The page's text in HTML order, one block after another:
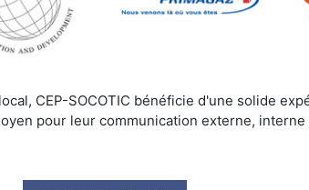
CEP-SOCOTIC bénéficie d'une solide
pour leur communication externe,